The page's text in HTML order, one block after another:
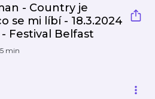
- Country je
se mi líbí - 18.3.2024
- Festival Belfast
min